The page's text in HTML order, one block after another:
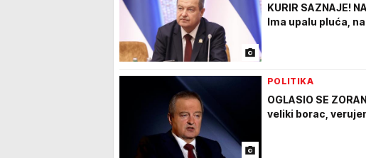
KURIR SAZNAJE!
Ima upalu pluća,
POLITIKA
OGLASIO SE
veliki borac,